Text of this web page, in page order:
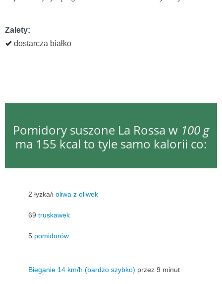
Zalety:
dostarcza białko
Pomidory suszone La Rossa w 100 g
ma 155 kcal to tyle samo kalorii co:
2 łyżka/i oliwa z oliwek
69 truskawek
5 pomidorów
Bieganie 14 km/h (bardzo szybko) przez 9 minut